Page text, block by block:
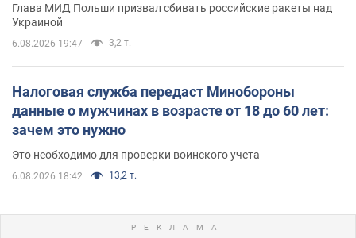
Глава МИД Польши призвал сбивать российские ракеты над
Украиной
6.08.2026 19:47 3,2 т.
Налоговая служба передаст Минобороны
данные о мужчинах в возрасте от 18 до 60 лет:
зачем это нужно
Это необходимо для проверки воинского учета
6.08.2026 18:42 13,2 т.